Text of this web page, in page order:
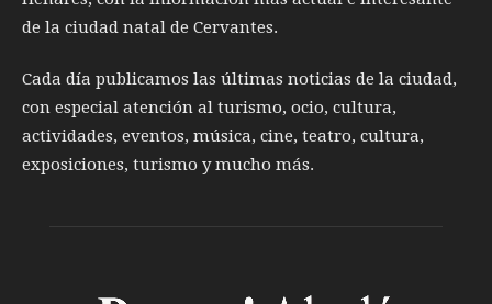
de la ciudad natal de Cervantes.
Cada día publicamos las últimas noticias de la ciudad,
con especial atención al turismo, ocio, cultura,
actividades, eventos, música, cine, teatro, cultura,
exposiciones, turismo y mucho más.